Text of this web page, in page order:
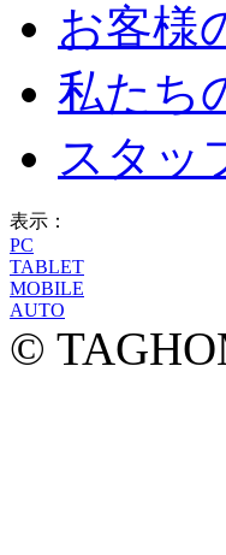
お客様
私たち
スタッ
表示：
PC
TABLET
MOBILE
AUTO
©